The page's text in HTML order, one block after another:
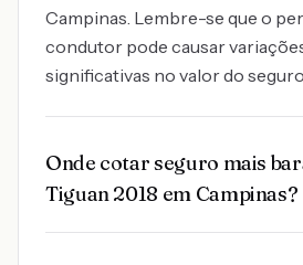
Campinas. Lembre-se que o
condutor pode causar
significativas no valor do
Onde cotar seguro mais
Tiguan 2018 em Campinas?